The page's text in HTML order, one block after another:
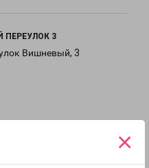
×
3
Вишневый, 3